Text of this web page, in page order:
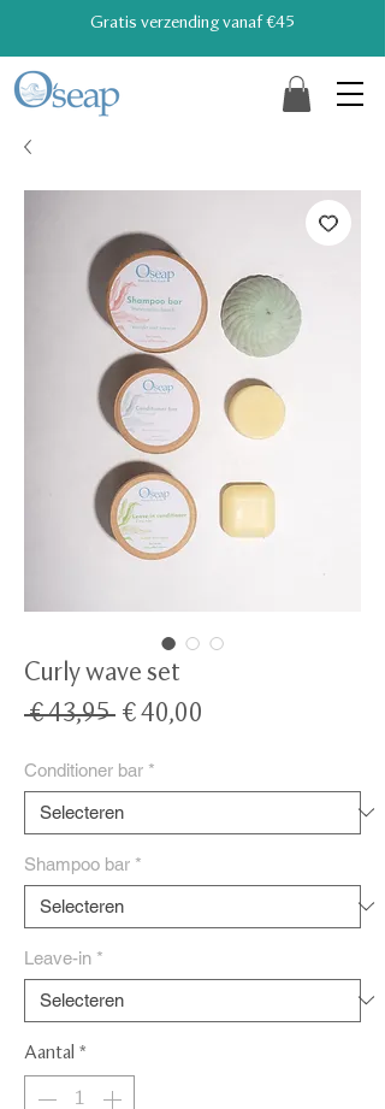
Gratis verzending vanaf €45
Curly wave set
€ 43,95 Normale
€ 40,00
Conditioner bar *
Shampoo bar *
Leave-in *
Aantal *